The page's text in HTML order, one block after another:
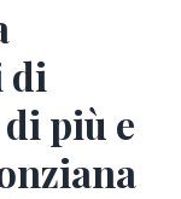
di
più e